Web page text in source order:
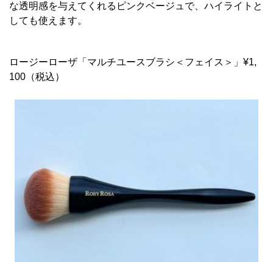
な透明感を与えてくれるピンクベージュで、ハイライトと
しても使えます。
ロージーローザ「マルチユースブラシ＜フェイス＞」¥1,
100（税込）